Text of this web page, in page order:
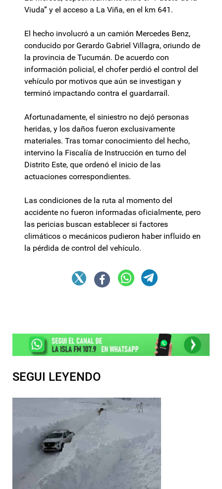
Viuda” y el acceso a La Viña, en el km 641.
El hecho involucró a un camión Mercedes Benz,
conducido por Gerardo Gabriel Villagra, oriundo de
la provincia de Tucumán. De acuerdo con
información policial, el chofer perdió el control del
vehículo por motivos que aún se investigan y
terminó impactando contra el guardarraíl.
Afortunadamente, el siniestro no dejó personas
heridas, y los daños fueron exclusivamente
materiales. Tras tomar conocimiento del hecho,
intervino la Fiscalía de Instrucción en turno del
Distrito Este, que ordenó el inicio de las
actuaciones correspondientes.
Las condiciones de la ruta al momento del
accidente no fueron informadas oficialmente, pero
las pericias buscan establecer si factores
climáticos o mecánicos pudieron haber influido en
la pérdida de control del vehículo.
SEGUI LEYENDO